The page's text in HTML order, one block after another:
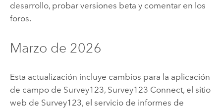
desarrollo, probar versiones beta y comentar en los
foros.
Marzo de 2026
Esta actualización incluye cambios para la aplicación
de campo de Survey123, Survey123 Connect, el sitio
web de Survey123, el servicio de informes de